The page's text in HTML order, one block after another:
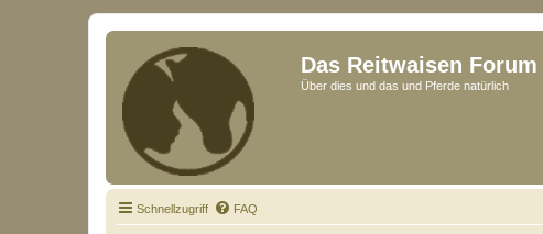
Das Reitwaisen Forum
Über dies und das und Pferde natürlich
Schnellzugriff FAQ